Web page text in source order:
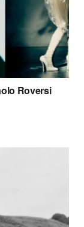
Roversi